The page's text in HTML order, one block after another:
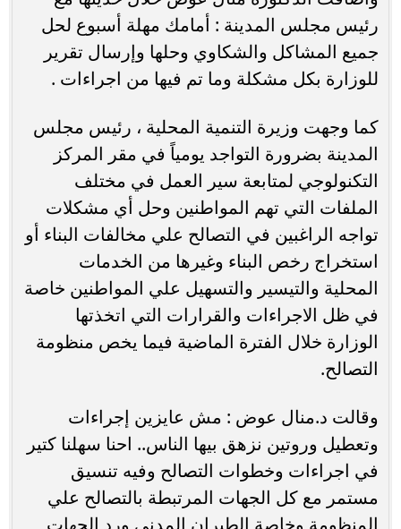
رئيس مجلس المدينة : أمامك مهلة أسبوع لحل
جميع المشاكل والشكاوي وحلها وإرسال تقرير
للوزارة بكل مشكلة وما تم فيها من اجراءات .
كما وجهت وزيرة التنمية المحلية ، رئيس مجلس
المدينة بضرورة التواجد يومياً في مقر المركز
التكنولوجي لمتابعة سير العمل في مختلف
الملفات التي تهم المواطنين وحل أي مشكلات
تواجه الراغبين في التصالح علي مخالفات البناء أو
استخراج رخص البناء وغيرها من الخدمات
المحلية والتيسير والتسهيل علي المواطنين خاصة
في ظل الاجراءات والقرارات التي اتخذتها
الوزارة خلال الفترة الماضية فيما يخص منظومة
التصالح.
وقالت د.منال عوض : مش عايزين إجراءات
وتعطيل وروتين نزهق بيها الناس.. احنا سهلنا كتير
في اجراءات وخطوات التصالح وفيه تنسيق
مستمر مع كل الجهات المرتبطة بالتصالح علي